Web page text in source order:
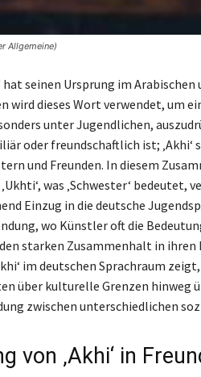
Allgemeine)
hat seinen Ursprung im Arabischen
wird dieses Wort verwendet, um
unter Jugendlichen,
oder freundschaftlich ist;
und Freunden. In diesem
was ‚Schwester‘
Einzug in die deutsche
wo Künstler oft die
starken Zusammenhalt in ihren
im deutschen Sprachraum
über kulturelle Grenzen hinweg
zwischen unterschiedlichen
von ‚Akhi‘ in